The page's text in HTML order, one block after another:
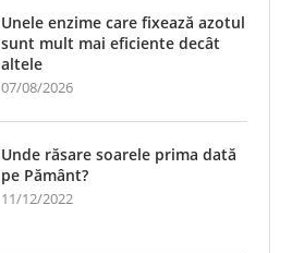
Unele enzime care fixează azotul
sunt mult mai eficiente decât
altele
07/08/2026
Unde răsare soarele prima dată
pe Pământ?
11/12/2022